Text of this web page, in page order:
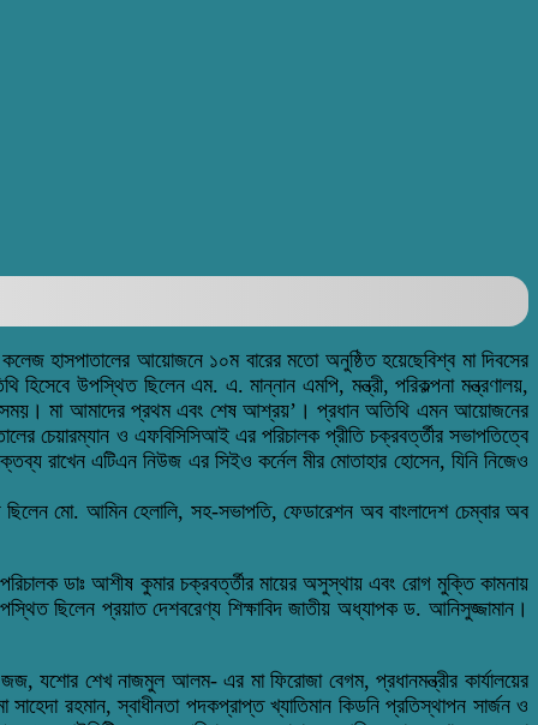
কলেজ হাসপাতালের আয়োজনে ১০ম বারের মতো অনুষ্ঠিত হয়েছেবিশ্ব মা দিবসের
উপস্থিত ছিলেন এম. এ. মান্নান এমপি, মন্ত্রী, পরিকল্পনা মন্ত্রণালয়,
সবসময়। মা আমাদের প্রথম এবং শেষ আশ্রয়’। প্রধান অতিথি এমন আয়োজনের
চেয়ারম্যান ও এফবিসিসিআই এর পরিচালক প্রীতি চক্রবর্ত্তীর সভাপতিত্বে
রাখেন এটিএন নিউজ এর সিইও কর্নেল মীর মোতাহার হোসেন, যিনি নিজেও
মো. আমিন হেলালি, সহ-সভাপতি, ফেডারেশন অব বাংলাদেশ চেম্বার অব
ডাঃ আশীষ কুমার চক্রবর্ত্তীর মায়ের অসুস্থায় এবং রোগ মুক্তি কামনায়
ছিলেন প্রয়াত দেশবরেণ্য শিক্ষাবিদ জাতীয় অধ্যাপক ড. আনিসুজ্জামান।
জজ, যশোর শেখ নাজমুল আলম- এর মা ফিরোজা বেগম, প্রধানমন্ত্রীর কার্যালয়ের
রহমান, স্বাধীনতা পদকপ্রাপ্ত খ্যাতিমান কিডনি প্রতিস্থাপন সার্জন ও